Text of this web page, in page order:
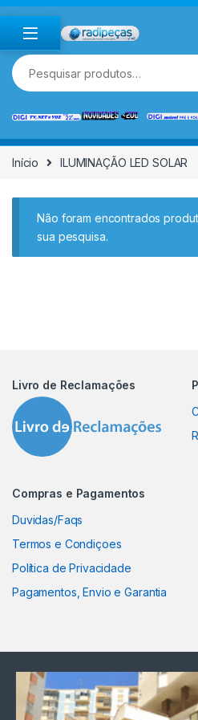
Skip to navigation
Skip to content
Pesquisar por:
Início ILUMINAÇÃO LED SOLAR
Não foram encontrados
sua pesquisa.
Livro de Reclamações
Compras e Pagamentos
Duvidas/Faqs
Termos e Condiçoes
Política de Privacidade
Pagamentos, Envio e Garantia